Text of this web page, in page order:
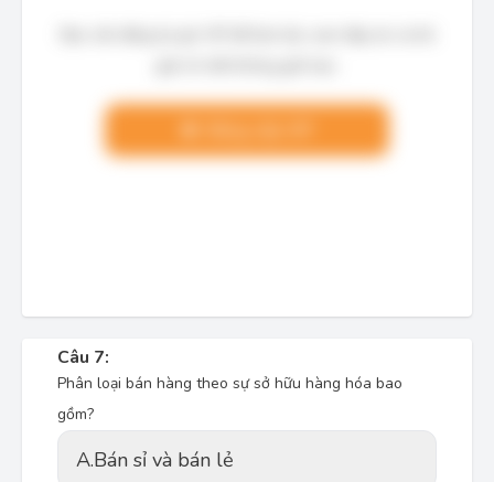
Câu 7:
Phân loại bán hàng theo sự sở hữu hàng hóa bao
gồm?
A.Bán sỉ và bán lẻ